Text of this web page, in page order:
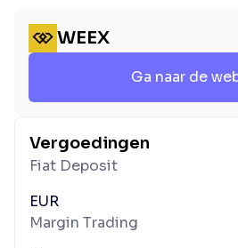
WEEX
Ga naar de
Vergoedingen
Fiat Deposit
EUR
Margin Trading